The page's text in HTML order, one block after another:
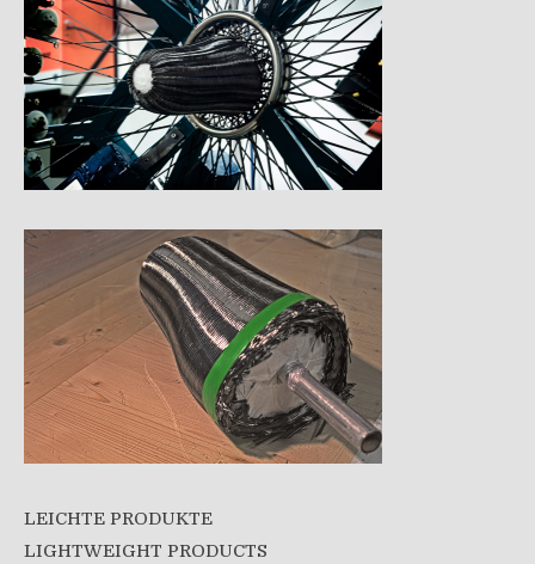
LEICHTE PRODUKTE
LIGHTWEIGHT PRODUCTS